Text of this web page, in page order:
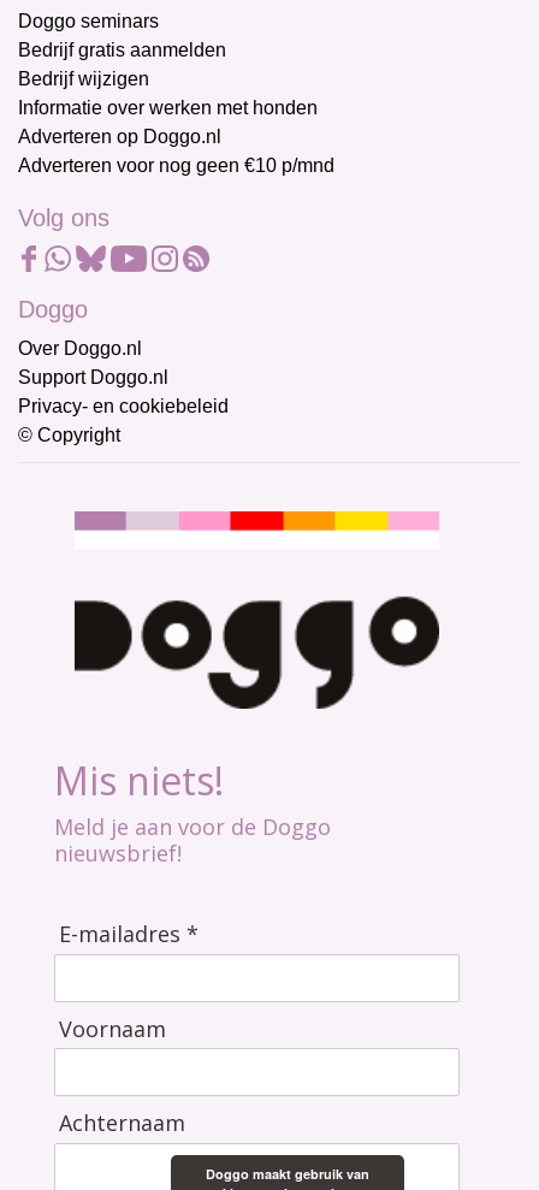
Doggo seminars
Bedrijf gratis aanmelden
Bedrijf wijzigen
Informatie over werken met honden
Adverteren op Doggo.nl
Adverteren voor nog geen €10 p/mnd
Volg ons
Doggo
Over Doggo.nl
Support Doggo.nl
Privacy- en cookiebeleid
© Copyright
Mis niets!
Meld je aan voor de Doggo
nieuwsbrief!
E-mailadres *
Voornaam
Achternaam
Doggo maakt gebruik van